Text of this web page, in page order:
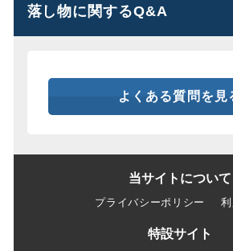
落し物に関するQ&A
よくある質問を見
当サイトについて
プライバシーポリシー
特設サイト